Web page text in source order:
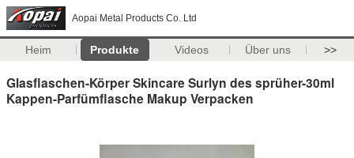
Aopai Metal Products Co. Ltd
Heim Produkte Videos Über uns >>
Glasflaschen-Körper Skincare Surlyn des sprüher-30ml
Kappen-Parfümflasche Makup Verpacken